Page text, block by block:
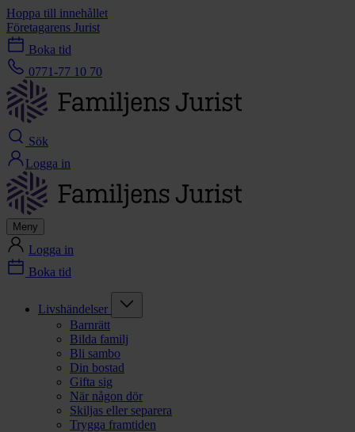
Hoppa till innehållet
Företagarens Jurist
Boka tid
0771-77 10 70
Sök
Logga in
Meny
Logga in
Boka tid
Livshändelser
Barnrätt
Bilda familj
Bli sambo
Din bostad
Gifta sig
När någon dör
Skiljas eller separera
Trygga framtiden